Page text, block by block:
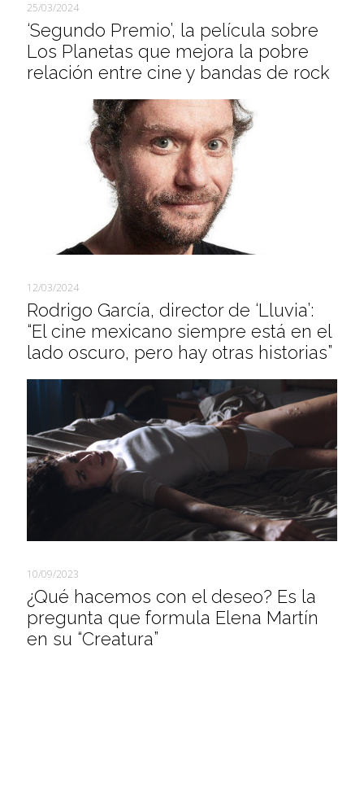
25/03/2024
‘Segundo Premio’, la película sobre
Los Planetas que mejora la pobre
relación entre cine y bandas de rock
12/03/2024
Rodrigo García, director de ‘Lluvia’:
“El cine mexicano siempre está en el
lado oscuro, pero hay otras historias”
10/09/2023
¿Qué hacemos con el deseo? Es la
pregunta que formula Elena Martín
en su “Creatura”